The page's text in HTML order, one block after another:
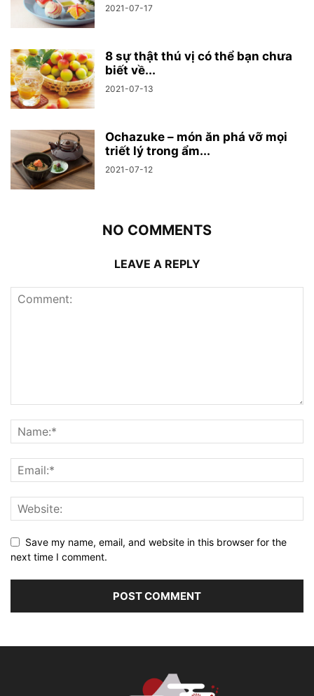
2021-07-17
8 sự thật thú vị có thể bạn chưa
biết về...
2021-07-13
Ochazuke – món ăn phá vỡ mọi
triết lý trong ẩm...
2021-07-12
NO COMMENTS
LEAVE A REPLY
Save my name, email, and website in this browser for the
next time I comment.